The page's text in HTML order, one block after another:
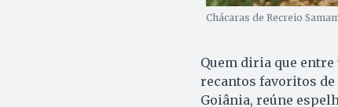
Chácaras de Recreio
Quem diria que
recantos favoritos de
Goiânia, reúne